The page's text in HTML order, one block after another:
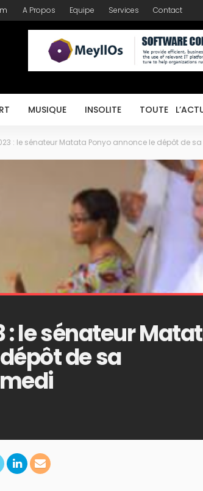
A Propos Equipe Services Contact
MUSIQUE INSOLITE TOUTE
: le sénateur Matata Ponyo annonce le dépôt de
: le sénateur
de sa